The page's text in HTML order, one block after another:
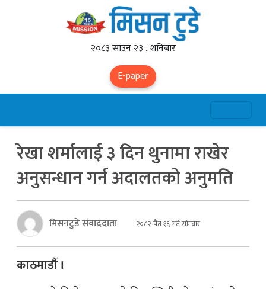
२०८३ साउन २३ , शनिबार
E-paper
रेखा शर्मालाई ३ दिन थुनामा राखेर
अनुसन्धान गर्न अदालतको अनुमति
मिसनटुडे संवाददाता २०८२ चैत १६ गते सोमबार
काठमाडौँ ।